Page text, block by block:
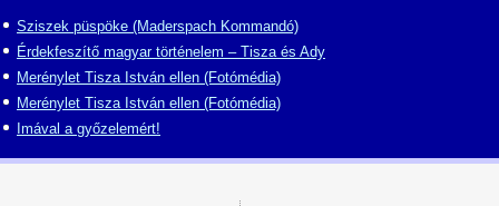
Sziszek püspöke (Maderspach Kommandó)
Érdekfeszítő magyar történelem – Tisza és Ady
Merénylet Tisza István ellen (Fotómédia)
Merénylet Tisza István ellen (Fotómédia)
Imával a győzelemért!